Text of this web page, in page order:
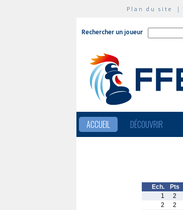
Plan du site |
Rechercher un joueur
ACCUEIL DÉCOUVRIR
Ech. Pts
1
2
2
2